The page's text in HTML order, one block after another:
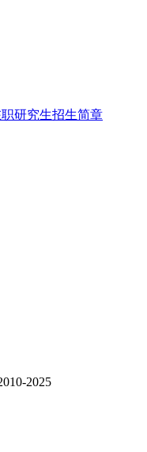
研究生招生简章
2025